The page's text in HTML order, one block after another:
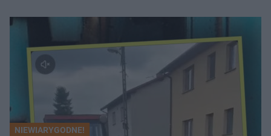
NIEWIARYGODNE!